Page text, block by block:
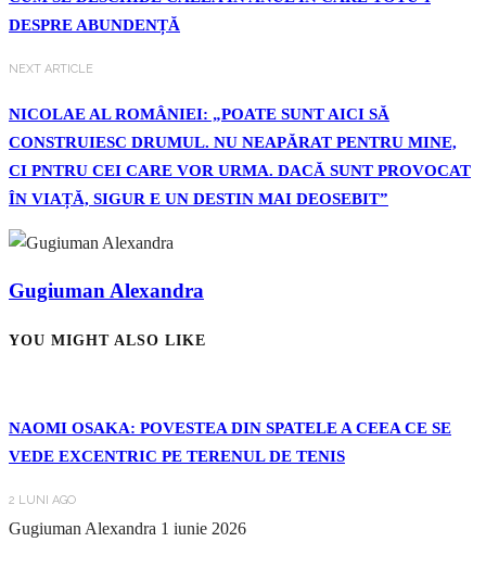
DESPRE ABUNDENȚĂ
NEXT ARTICLE
NICOLAE AL ROMÂNIEI: „POATE SUNT AICI SĂ
CONSTRUIESC DRUMUL. NU NEAPĂRAT PENTRU MINE,
CI PNTRU CEI CARE VOR URMA. DACĂ SUNT PROVOCAT
ÎN VIAȚĂ, SIGUR E UN DESTIN MAI DEOSEBIT”
Gugiuman Alexandra
YOU MIGHT ALSO LIKE
NAOMI OSAKA: POVESTEA DIN SPATELE A CEEA CE SE
VEDE EXCENTRIC PE TERENUL DE TENIS
2 LUNI AGO
Gugiuman Alexandra 1 iunie 2026